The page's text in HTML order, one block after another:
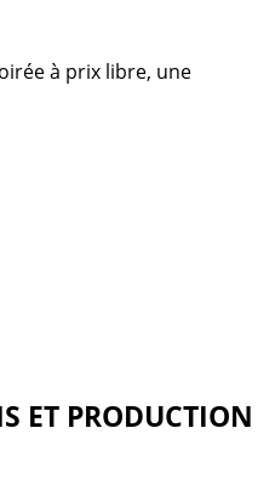
à prix libre, une
ET PRODUCTION